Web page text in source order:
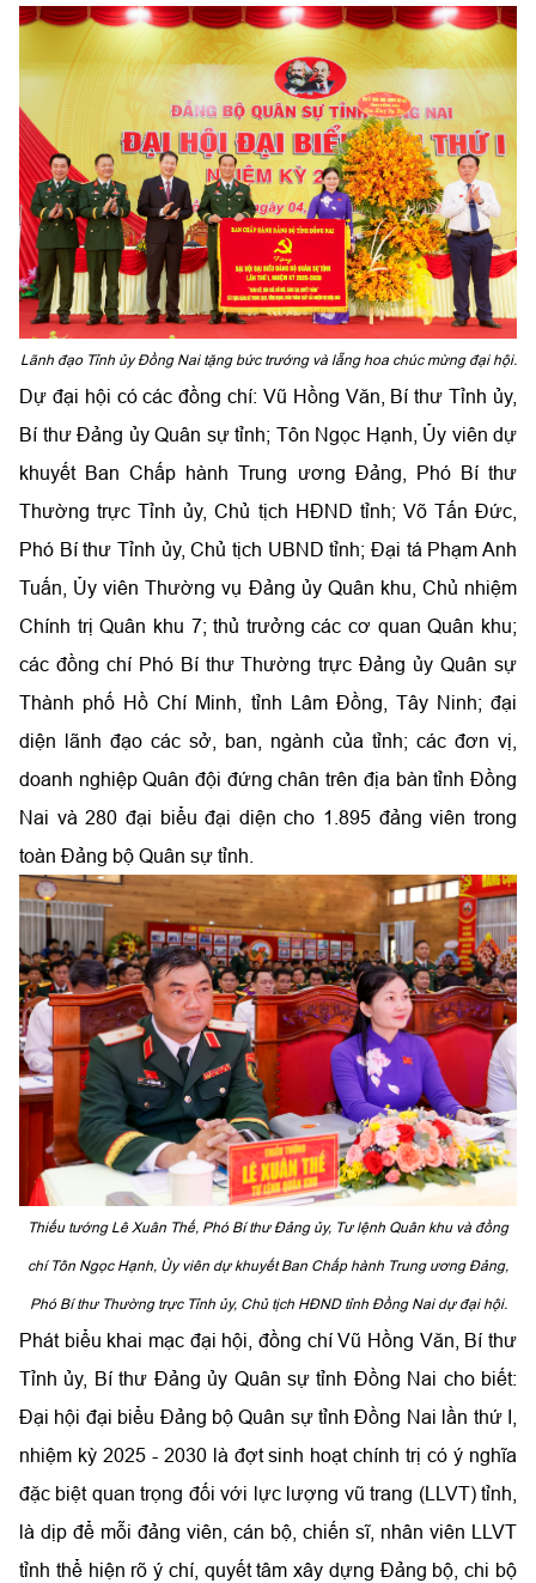
Lãnh đạo Tỉnh ủy Đồng Nai tặng bức trướng và lẵng hoa chúc mừng đại hội.
Dự đại hội có các đồng chí: Vũ Hồng Văn, Bí thư Tỉnh ủy,
Bí thư Đảng ủy Quân sự tỉnh; Tôn Ngọc Hạnh, Ủy viên dự
khuyết Ban Chấp hành Trung ương Đảng, Phó Bí thư
Thường trực Tỉnh ủy, Chủ tịch HĐND tỉnh; Võ Tấn Đức,
Phó Bí thư Tỉnh ủy, Chủ tịch UBND tỉnh; Đại tá Phạm Anh
Tuấn, Ủy viên Thường vụ Đảng ủy Quân khu, Chủ nhiệm
Chính trị Quân khu 7; thủ trưởng các cơ quan Quân khu;
các đồng chí Phó Bí thư Thường trực Đảng ủy Quân sự
Thành phố Hồ Chí Minh, tỉnh Lâm Đồng, Tây Ninh; đại
diện lãnh đạo các sở, ban, ngành của tỉnh; các đơn vị,
doanh nghiệp Quân đội đứng chân trên địa bàn tỉnh Đồng
Nai và 280 đại biểu đại diện cho 1.895 đảng viên trong
toàn Đảng bộ Quân sự tỉnh.
Thiếu tướng Lê Xuân Thế, Phó Bí thư Đảng ủy, Tư lệnh Quân khu và đồng
chí Tôn Ngọc Hạnh, Ủy viên dự khuyết Ban Chấp hành Trung ương Đảng,
Phó Bí thư Thường trực Tỉnh ủy, Chủ tịch HĐND tỉnh Đồng Nai dự đại hội.
Phát biểu khai mạc đại hội, đồng chí Vũ Hồng Văn, Bí thư
Tỉnh ủy, Bí thư Đảng ủy Quân sự tỉnh Đồng Nai cho biết:
Đại hội đại biểu Đảng bộ Quân sự tỉnh Đồng Nai lần thứ I,
nhiệm kỳ 2025 - 2030 là đợt sinh hoạt chính trị có ý nghĩa
đặc biệt quan trọng đối với lực lượng vũ trang (LLVT) tỉnh,
là dịp để mỗi đảng viên, cán bộ, chiến sĩ, nhân viên LLVT
tỉnh thể hiện rõ ý chí, quyết tâm xây dựng Đảng bộ, chi bộ